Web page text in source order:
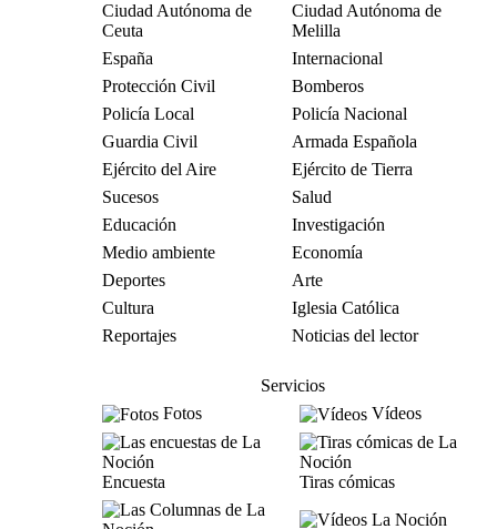
Ciudad Autónoma de
Ceuta
Ciudad Autónoma de
Melilla
España
Internacional
Protección Civil
Bomberos
Policía Local
Policía Nacional
Guardia Civil
Armada Española
Ejército del Aire
Ejército de Tierra
Sucesos
Salud
Educación
Investigación
Medio ambiente
Economía
Deportes
Arte
Cultura
Iglesia Católica
Reportajes
Noticias del lector
Servicios
Fotos
Vídeos
Encuesta Tiras cómicas